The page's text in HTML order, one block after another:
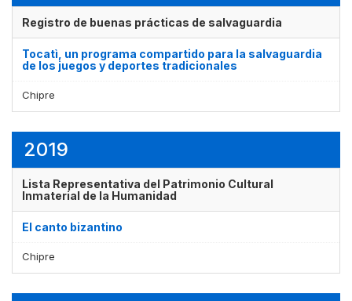
Registro de buenas prácticas de salvaguardia
Tocatì, un programa compartido para la salvaguardia
de los juegos y deportes tradicionales
Chipre
2019
Lista Representativa del Patrimonio Cultural
Inmaterial de la Humanidad
El canto bizantino
Chipre